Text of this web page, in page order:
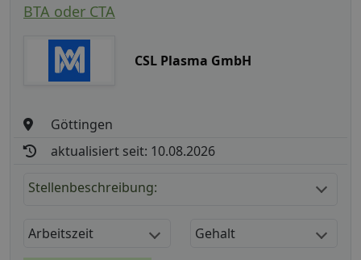
BTA oder CTA
CSL Plasma GmbH
Göttingen
aktualisiert seit: 10.08.2026
Stellenbeschreibung:
Arbeitszeit Gehalt